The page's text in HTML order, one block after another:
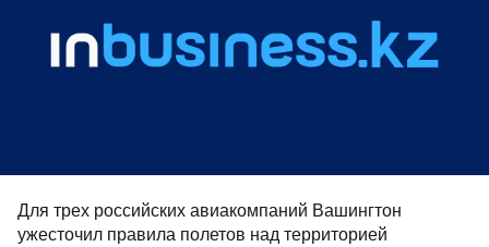
Для трех российских авиакомпаний Вашингтон
ужесточил правила полетов над территорией